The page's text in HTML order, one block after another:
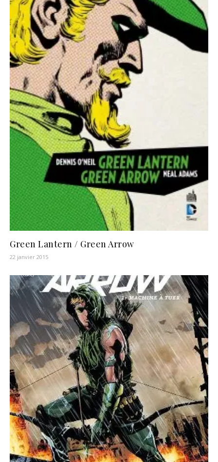
Green Lantern / Green Arrow
22 janvier 2015